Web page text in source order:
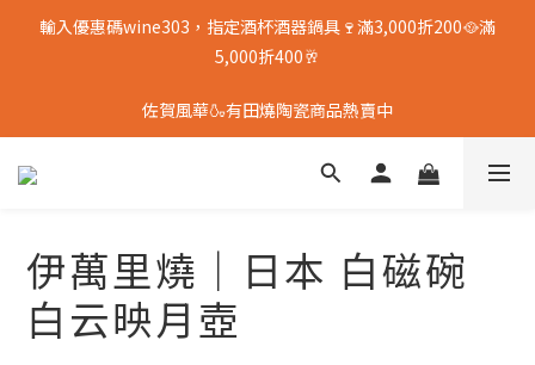
輸入優惠碼wine303，指定酒杯酒器鍋具🍷滿3,000折200🥘滿
5,000折400🥂
佐賀風華🍶有田燒陶瓷商品熱賣中
伊萬里燒｜日本 白磁碗
白云映月壺